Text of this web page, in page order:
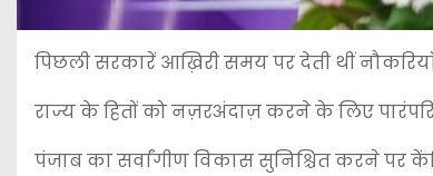
पिछली सरकारें आख़िरी समय पर देती थीं
राज्य के हितों को नज़रअंदाज़ करने के लिए
पंजाब का सर्वांगीण विकास सुनिश्चित करने पर